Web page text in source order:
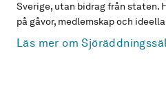
Sverige, utan bidrag från staten.
på gåvor, medlemskap och
Läs mer om